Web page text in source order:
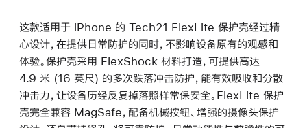
这款适用于 iPhone 的 Tech21 FlexLite 保护壳经过精
心设计，在提供日常防护的同时，不影响设备原有的观感和
体验。保护壳采用 FlexShock 材料打造，可提供高达
4.9 米 (16 英尺) 的多次跌落冲击防护，能有效吸收和分散
冲击力，让设备历经反复掉落照样常保安全。FlexLite 保护
壳完全兼容 MagSafe，配备机械按钮、增强的摄像头保护